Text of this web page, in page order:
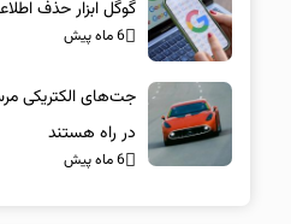
گوگل ابزار حذف
6 ماه پیش
در راه هستند
6 ماه پیش